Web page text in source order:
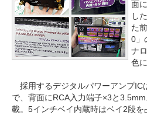
面
し
た
0」
ナ
色
採用するデジタルパワーアンプIC
で、背面にRCA入力端子×3と
載。5インチベイ内蔵時はベイ2段を